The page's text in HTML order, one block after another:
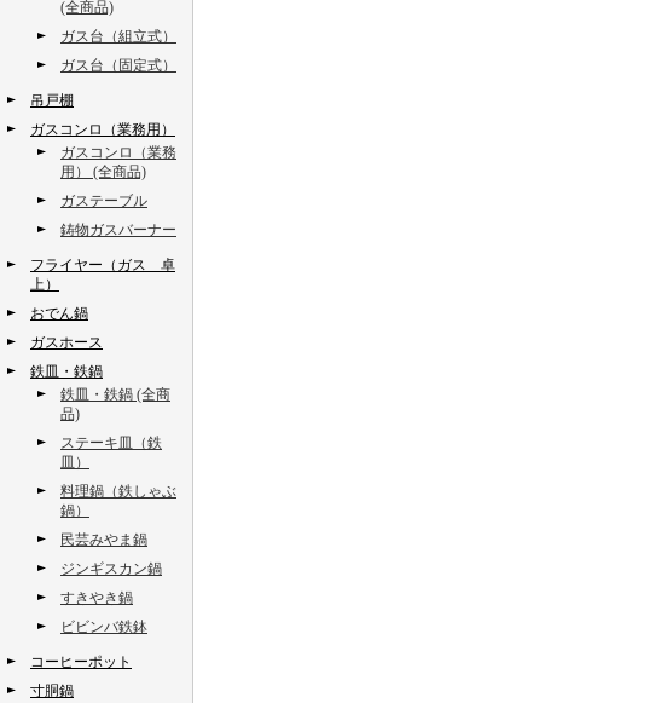
(全商品)
ガス台（組立式）
ガス台（固定式）
吊戸棚
ガスコンロ（業務用）
ガスコンロ（業務
用） (全商品)
ガステーブル
鋳物ガスバーナー
フライヤー（ガス 卓
上）
おでん鍋
ガスホース
鉄皿・鉄鍋
鉄皿・鉄鍋 (全商
品)
ステーキ皿（鉄
皿）
料理鍋（鉄しゃぶ
鍋）
民芸みやま鍋
ジンギスカン鍋
すきやき鍋
ビビンバ鉄鉢
コーヒーポット
寸胴鍋